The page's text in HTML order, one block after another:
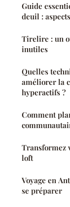
Guide
deuil :
Tirelire : un
inutiles
Quelles
améliorer la
hyperactifs ?
Comment
Transformez
loft
Voyage en
se préparer